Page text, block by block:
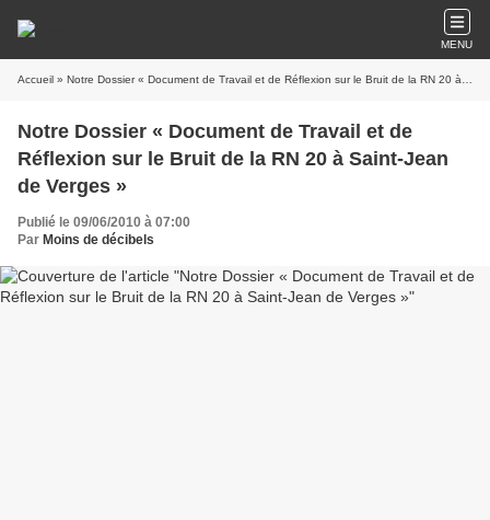
MENU
Accueil » Notre Dossier « Document de Travail et de Réflexion sur le Bruit de la RN 20 à Saint-Jean de Verges »
Notre Dossier « Document de Travail et de
Réflexion sur le Bruit de la RN 20 à Saint-Jean
de Verges »
Publié le 09/06/2010 à 07:00
Par Moins de décibels